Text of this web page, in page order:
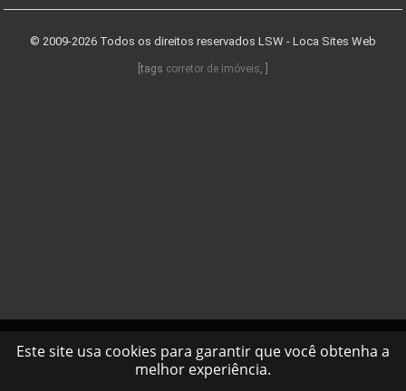
© 2009-2026 Todos os direitos reservados LSW - Loca Sites Web
[tags corretor de imóveis
Este site usa cookies para garantir que você obtenha a
melhor experiência.